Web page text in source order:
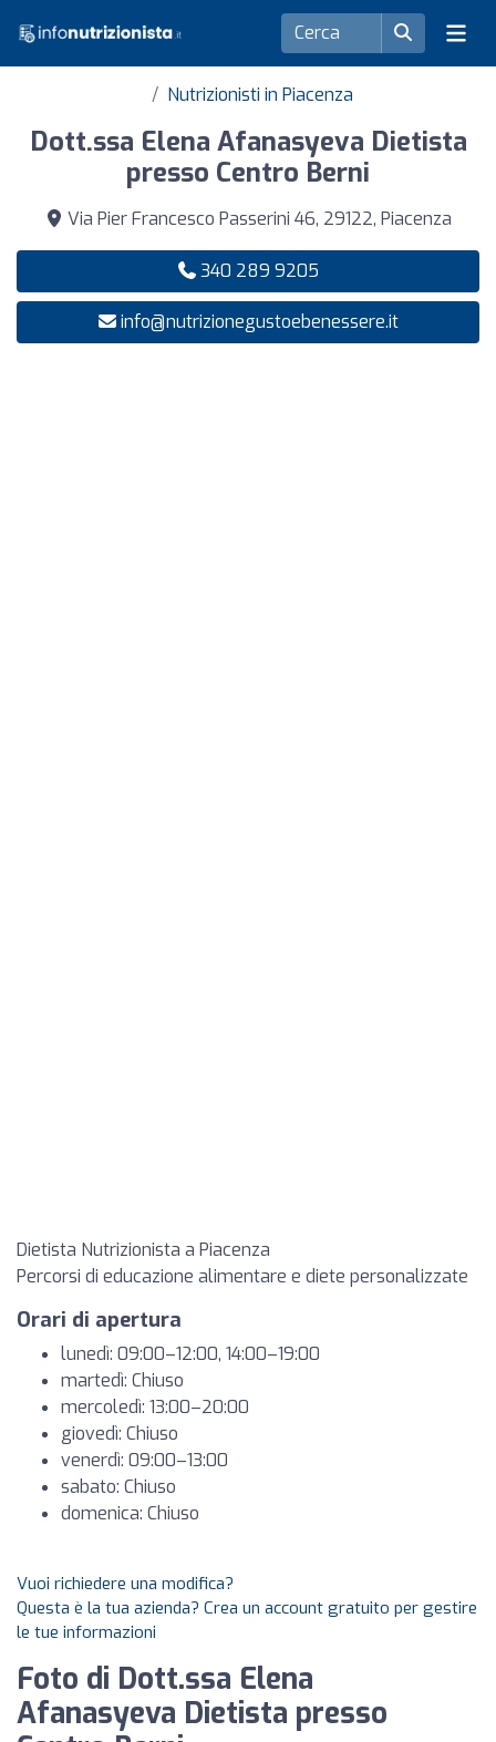
Nutrizionisti in Piacenza
Dott.ssa Elena Afanasyeva Dietista
presso Centro Berni
Via Pier Francesco Passerini 46, 29122, Piacenza
340 289 9205
info@nutrizionegustoebenessere.it
Dietista Nutrizionista a Piacenza
Percorsi di educazione alimentare e diete personalizzate
Orari di apertura
lunedì: 09:00–12:00, 14:00–19:00
martedì: Chiuso
mercoledì: 13:00–20:00
giovedì: Chiuso
venerdì: 09:00–13:00
sabato: Chiuso
domenica: Chiuso
Vuoi richiedere una modifica?
Questa è la tua azienda? Crea un account gratuito per gestire
le tue informazioni
Foto di Dott.ssa Elena
Afanasyeva Dietista presso